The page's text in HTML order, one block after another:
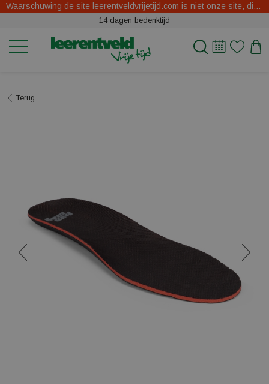
Waarschuwing de site leerentveldvrijetijd.com is niet onze site, dit zijn oplichters.
14 dagen bedenktijd
Terug